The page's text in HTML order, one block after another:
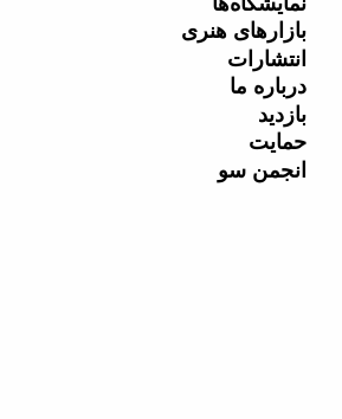
بازارهای هنری
انتشارات
درباره ما
بازدید
حمایت
انجمن سو